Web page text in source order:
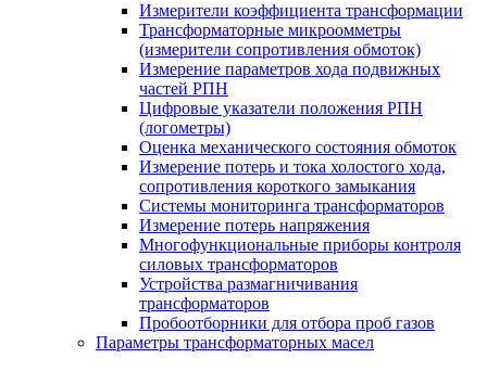
Измерители коэффициента трансформации
Трансформаторные микроомметры
(измерители сопротивления обмоток)
Измерение параметров хода подвижных
частей РПН
Цифровые указатели положения РПН
(логометры)
Оценка механического состояния обмоток
Измерение потерь и тока холостого хода,
сопротивления короткого замыкания
Системы мониторинга трансформаторов
Измерение потерь напряжения
Многофункциональные приборы контроля
силовых трансформаторов
Устройства размагничивания
трансформаторов
Пробоотборники для отбора проб газов
Параметры трансформаторных масел